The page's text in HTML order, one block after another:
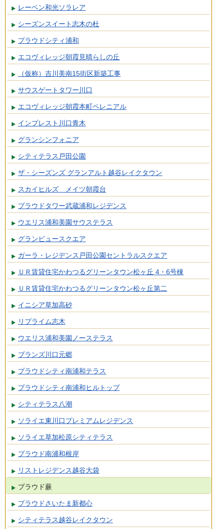
レーベン和光ソラレア
シーズンスイート志木の杜
プラウドシティ浦和
エコヴィレッジ朝霞見晴らしの丘
（仮称）吉川美南15街区新築工事
サウスゲートタワー川口
エコヴィレッジ朝霞本町ペレニアル
インプレスト川口青木
グランシンフォニア
シティテラス戸田公園
ザ・シーズンズ グランアルト越谷レイクタウン
スカイヒルズ メイツ朝霞台
プラウドタワー武蔵浦和レジデンス
ウエリス浦和美園サウステラス
グランビュースクエア
ガーラ・レジデンス戸田公園セントラルスクエア
ＵＲ賃貸住宅かわつるグリーンタウン松ヶ丘 4・6号棟
ＵＲ賃貸住宅かわつるグリーンタウン松ヶ丘第二
イニシア草加高砂
リプライム志木
ウエリス浦和美園ノーステラス
ブランズ川口元郷
プラウドシティ南浦和テラス
プラウドシティ南浦和ヒルトップ
シティテラス八潮
ソライエ東川口プレミアムレジデンス
ソライエ草加松原シティテラス
プラウド南浦和根岸
リストレジデンス越谷大袋
プラウド蕨
プラウドさいたま新都心
シティテラス越谷レイクタウン